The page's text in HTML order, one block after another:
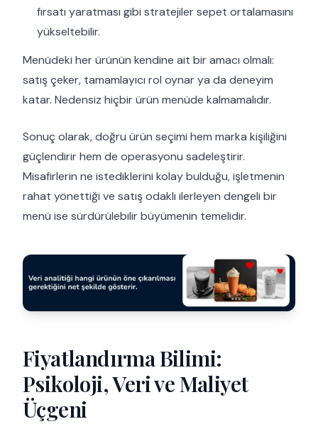
fırsatı yaratması gibi stratejiler sepet ortalamasını
yükseltebilir.
Menüdeki her ürünün kendine ait bir amacı olmalı:
satış çeker, tamamlayıcı rol oynar ya da deneyim
katar. Nedensiz hiçbir ürün menüde kalmamalıdır.
Sonuç olarak, doğru ürün seçimi hem marka kişiliğini
güçlendirir hem de operasyonu sadeleştirir.
Misafirlerin ne istediklerini kolay bulduğu, işletmenin
rahat yönettiği ve satış odaklı ilerleyen dengeli bir
menü ise sürdürülebilir büyümenin temelidir.
Fiyatlandırma Bilimi:
Psikoloji, Veri ve Maliyet
Üçgeni